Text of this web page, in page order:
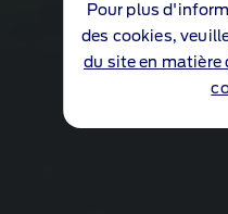
Pour plus
des cookies,
du site en